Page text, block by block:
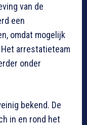
van de
een
omdat mogelijk
arrestatieteam
onder
bekend. De
in en rond het